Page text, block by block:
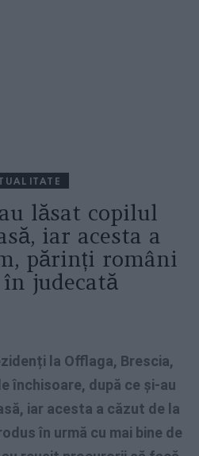
lăsat copilul
iar acesta a
părinți români
judecată
la Offlaga, Brescia,
închisoare, după ce şi-au
iar acesta a căzut de la
în urmă cu mai bine de